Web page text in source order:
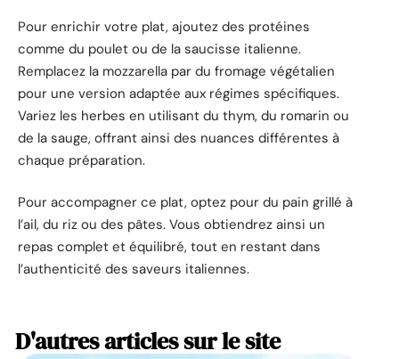
Pour enrichir votre plat, ajoutez des protéines
comme du poulet ou de la saucisse italienne.
Remplacez la mozzarella par du fromage végétalien
pour une version adaptée aux régimes spécifiques.
Variez les herbes en utilisant du thym, du romarin ou
de la sauge, offrant ainsi des nuances différentes à
chaque préparation.
Pour accompagner ce plat, optez pour du pain grillé à
l’ail, du riz ou des pâtes. Vous obtiendrez ainsi un
repas complet et équilibré, tout en restant dans
l’authenticité des saveurs italiennes.
D'autres articles sur le site